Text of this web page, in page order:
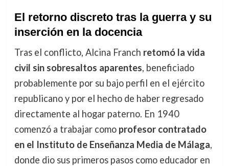
El retorno discreto tras la guerra y su
inserción en la docencia
Tras el conflicto, Alcina Franch retomó la vida
civil sin sobresaltos aparentes, beneficiado
probablemente por su bajo perfil en el ejército
republicano y por el hecho de haber regresado
directamente al hogar paterno. En 1940
comenzó a trabajar como profesor contratado
en el Instituto de Enseñanza Media de Málaga,
donde dio sus primeros pasos como educador en